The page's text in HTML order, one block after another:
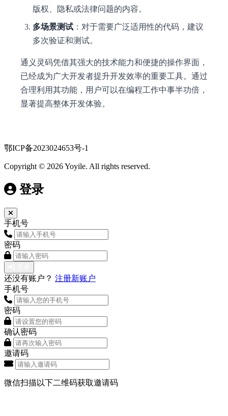
版权、隐私或法律问题的内容。
多场景测试 ：对于需要广泛适用性的代码，建议
多次验证和测试。
通义灵码凭借其强大的技术能力和便捷的操作界面，
已经成为广大开发者提升开发效率的重要工具。通过
合理利用其功能，用户可以在编程工作中事半功倍，
显著提高整体开发体验。
鄂ICP备2023024653号-1
Copyright © 2026 Yoyile. All rights reserved.
登录
手机号
密码
还没有账户？ 注册新账户
手机号
密码
确认密码
邀请码
微信扫描以下二维码获取邀请码